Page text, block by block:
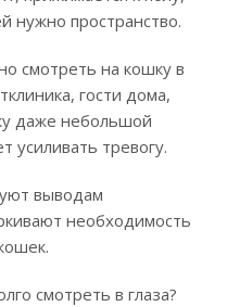
нужно пространство.
смотреть на кошку в
гости дома,
даже небольшой
усиливать тревогу.
выводам
необходимость
смотреть в глаза?